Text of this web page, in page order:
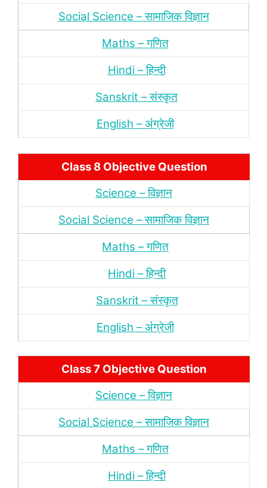
Social Science – सामाजिक विज्ञान
Maths – गणित
Hindi – हिन्‍दी
Sanskrit – संस्‍कृत
English – अंंग्रेजी
Class 8 Objective Question
Science – विज्ञान
Social Science – सामाजिक विज्ञान
Maths – गणित
Hindi – हिन्‍दी
Sanskrit – संस्‍कृत
English – अंंग्रेजी
Class 7 Objective Question
Science – विज्ञान
Social Science – सामाजिक विज्ञान
Maths – गणित
Hindi – हिन्‍दी